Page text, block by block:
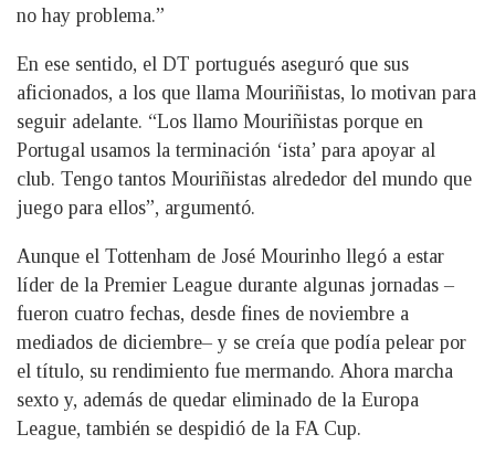
no hay problema.”
En ese sentido, el DT portugués aseguró que sus
aficionados, a los que llama Mouriñistas, lo motivan para
seguir adelante. “Los llamo Mouriñistas porque en
Portugal usamos la terminación ‘ista’ para apoyar al
club. Tengo tantos Mouriñistas alrededor del mundo que
juego para ellos”, argumentó.
Aunque el Tottenham de José Mourinho llegó a estar
líder de la Premier League durante algunas jornadas –
fueron cuatro fechas, desde fines de noviembre a
mediados de diciembre– y se creía que podía pelear por
el título, su rendimiento fue mermando. Ahora marcha
sexto y, además de quedar eliminado de la Europa
League, también se despidió de la FA Cup.